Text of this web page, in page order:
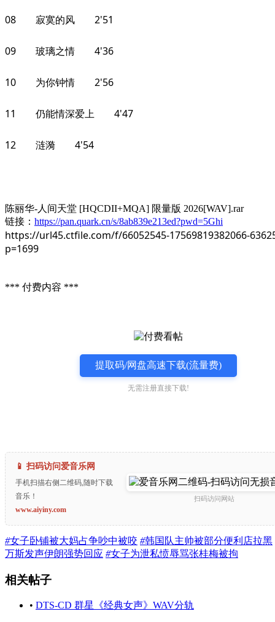
08 寂寞的风 2'51
09 玻璃之情 4'36
10 为你钟情 2'56
11 仍能情深爱上 4'47
12 涟漪 4'54
陈丽华-人间天堂 [HQCDII+MQA] 限量版 2026[WAV].rar
链接： https://pan.quark.cn/s/8ab839e213ed?pwd=5Ghi
https://url45.ctfile.com/f/66052545-17569819382066-
p=1699
*** 付费内容 ***
提取码/网盘高速下载(流量费)
无需注册直接下载!
📱 扫码访问爱音乐网
手机扫描右侧二维码,随时下载
音乐！
www.aiyiny.com
扫码访问网站
#女子卧铺被大妈占争吵中被咬 #韩国队主帅被部分便利店拉黑
万斯发声伊朗强势回应 #女子为泄私愤辱骂张桂梅被拘
相关帖子
• DTS-CD 群星《经典女声》WAV分轨